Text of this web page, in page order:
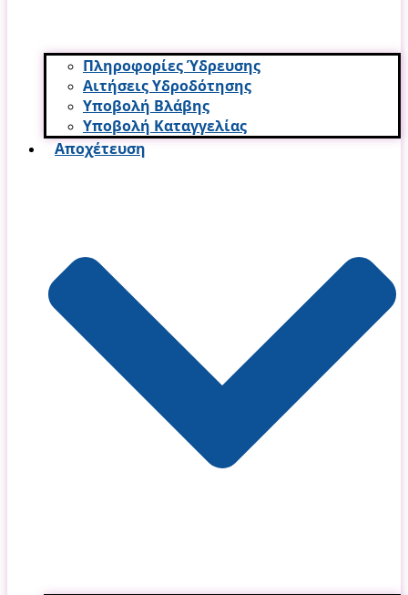
Πληροφορίες Ύδρευσης
Αιτήσεις Υδροδότησης
Υποβολή Βλάβης
Υποβολή Καταγγελίας
Αποχέτευση